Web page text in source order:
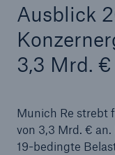
Ausblick
3,3 Mrd. €
Munich Re strebt
von 3,3 Mrd. €
19-bedingte